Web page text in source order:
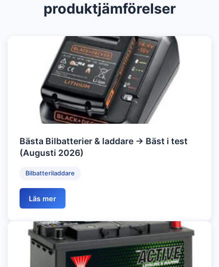
produktjämförelser
Bästa Bilbatterier & laddare → Bäst i test
(Augusti 2026)
Bilbatteriladdare
Läs mer